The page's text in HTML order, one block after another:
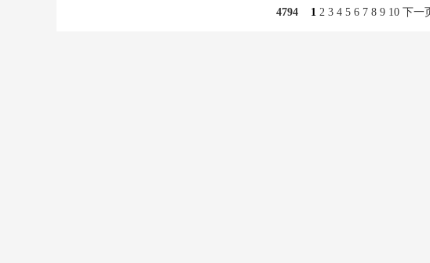
4794 1 2 3 4 5 6 7 8 9 10 下一